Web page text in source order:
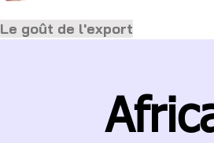
Le goût de l'export